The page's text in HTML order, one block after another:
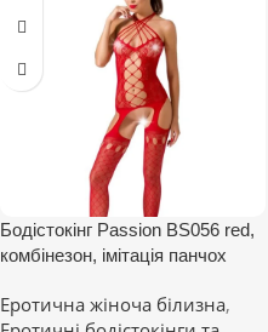
Бодістокінг Passion BS056 red,
комбінезон, імітація панчох
Еротична жіноча білизна,